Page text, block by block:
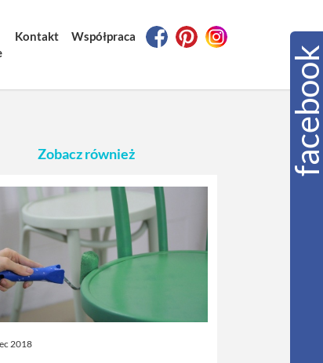
Kontakt Współpraca
Zobacz również
2018